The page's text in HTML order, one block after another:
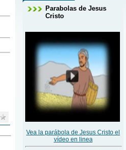
Parabolas de Jesus
Cristo
Vea la parábola de Jesus Cristo el
vídeo en linea